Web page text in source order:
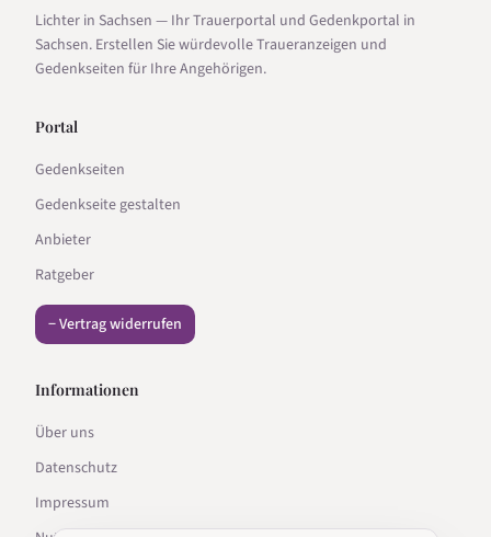
Lichter in Sachsen — Ihr Trauerportal und Gedenkportal in
Sachsen. Erstellen Sie würdevolle Traueranzeigen und
Gedenkseiten für Ihre Angehörigen.
Portal
Gedenkseiten
Gedenkseite gestalten
Anbieter
Ratgeber
− Vertrag widerrufen
Informationen
Über uns
Datenschutz
Impressum